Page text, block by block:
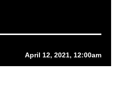
April 12, 2021, 12:00am